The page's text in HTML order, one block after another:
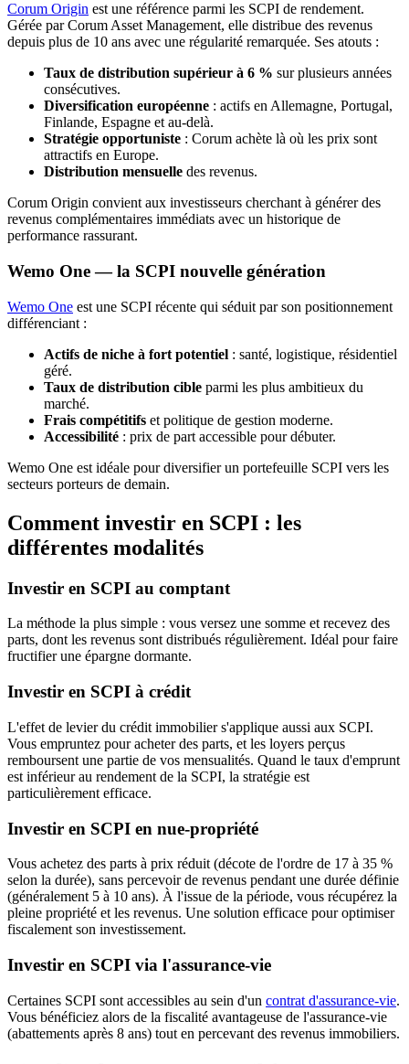
Corum Origin est une référence parmi les SCPI de rendement.
Gérée par Corum Asset Management, elle distribue des revenus
depuis plus de 10 ans avec une régularité remarquée. Ses atouts :
Taux de distribution supérieur à 6 % sur plusieurs années
consécutives.
Diversification européenne : actifs en Allemagne, Portugal,
Finlande, Espagne et au-delà.
Stratégie opportuniste : Corum achète là où les prix sont
attractifs en Europe.
Distribution mensuelle des revenus.
Corum Origin convient aux investisseurs cherchant à générer des
revenus complémentaires immédiats avec un historique de
performance rassurant.
Wemo One — la SCPI nouvelle génération
Wemo One est une SCPI récente qui séduit par son positionnement
différenciant :
Actifs de niche à fort potentiel : santé, logistique, résidentiel
géré.
Taux de distribution cible parmi les plus ambitieux du
marché.
Frais compétitifs et politique de gestion moderne.
Accessibilité : prix de part accessible pour débuter.
Wemo One est idéale pour diversifier un portefeuille SCPI vers les
secteurs porteurs de demain.
Comment investir en SCPI : les
différentes modalités
Investir en SCPI au comptant
La méthode la plus simple : vous versez une somme et recevez des
parts, dont les revenus sont distribués régulièrement. Idéal pour faire
fructifier une épargne dormante.
Investir en SCPI à crédit
L'effet de levier du crédit immobilier s'applique aussi aux SCPI.
Vous empruntez pour acheter des parts, et les loyers perçus
remboursent une partie de vos mensualités. Quand le taux d'emprunt
est inférieur au rendement de la SCPI, la stratégie est
particulièrement efficace.
Investir en SCPI en nue-propriété
Vous achetez des parts à prix réduit (décote de l'ordre de 17 à 35 %
selon la durée), sans percevoir de revenus pendant une durée définie
(généralement 5 à 10 ans). À l'issue de la période, vous récupérez la
pleine propriété et les revenus. Une solution efficace pour optimiser
fiscalement son investissement.
Investir en SCPI via l'assurance-vie
Certaines SCPI sont accessibles au sein d'un contrat d'assurance-vie.
Vous bénéficiez alors de la fiscalité avantageuse de l'assurance-vie
(abattements après 8 ans) tout en percevant des revenus immobiliers.